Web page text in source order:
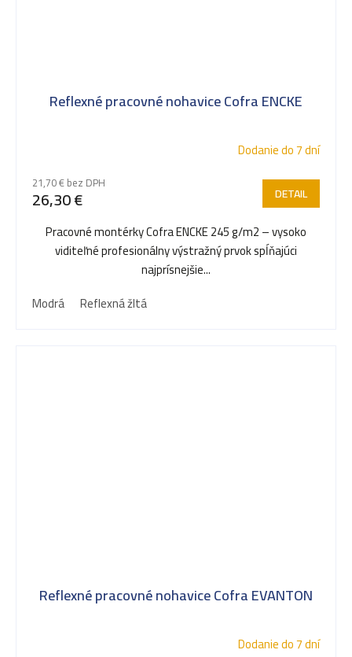
Reflexné pracovné nohavice Cofra ENCKE
Dodanie do 7 dní
21,70 € bez DPH
26,30 € DETAIL
Pracovné montérky Cofra ENCKE 245 g/m2 – vysoko
viditeľné profesionálny výstražný prvok spĺňajúci
najprísnejšie...
Modrá
Reflexná žltá
Reflexné pracovné nohavice Cofra EVANTON
Dodanie do 7 dní